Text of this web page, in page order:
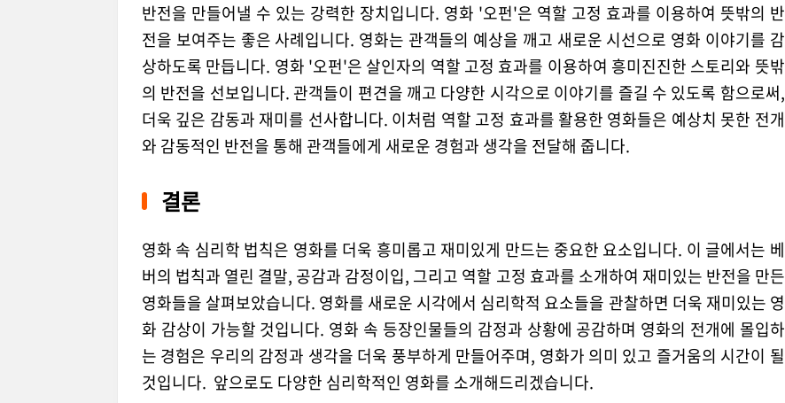
반전을 만들어낼 수 있는 강력한 장치입니다. 영화 '오펀'은 역할 고정 효과를 이용하여 뜻밖의 반
전을 보여주는 좋은 사례입니다. 영화는 관객들의 예상을 깨고 새로운 시선으로 영화 이야기를 감
상하도록 만듭니다. 영화 '오펀'은 살인자의 역할 고정 효과를 이용하여 흥미진진한 스토리와 뜻밖
의 반전을 선보입니다. 관객들이 편견을 깨고 다양한 시각으로 이야기를 즐길 수 있도록 함으로써,
더욱 깊은 감동과 재미를 선사합니다. 이처럼 역할 고정 효과를 활용한 영화들은 예상치 못한 전개
와 감동적인 반전을 통해 관객들에게 새로운 경험과 생각을 전달해 줍니다.
결론
영화 속 심리학 법칙은 영화를 더욱 흥미롭고 재미있게 만드는 중요한 요소입니다. 이 글에서는 베
버의 법칙과 열린 결말, 공감과 감정이입, 그리고 역할 고정 효과를 소개하여 재미있는 반전을 만든
영화들을 살펴보았습니다. 영화를 새로운 시각에서 심리학적 요소들을 관찰하면 더욱 재미있는 영
화 감상이 가능할 것입니다. 영화 속 등장인물들의 감정과 상황에 공감하며 영화의 전개에 몰입하
는 경험은 우리의 감정과 생각을 더욱 풍부하게 만들어주며, 영화가 의미 있고 즐거움의 시간이 될
것입니다. 앞으로도 다양한 심리학적인 영화를 소개해드리겠습니다.